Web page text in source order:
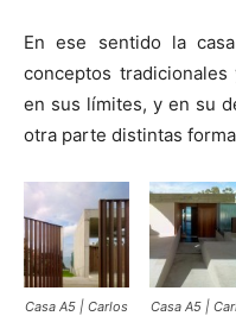
En ese sentido la
conceptos
en sus límites, y en su
otra parte distintas
Casa A5 | Carlos
Casa A5 |